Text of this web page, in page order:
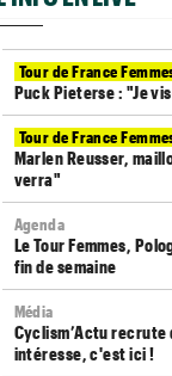
Tour de France
Puck Pieterse : "Je
Tour de France
Marlen Reusser,
verra"
Agenda
Le Tour Femmes,
fin de semaine
Média
Cyclism’Actu
intéresse, c'est ici !